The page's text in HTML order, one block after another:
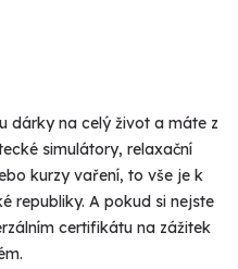
dárky na celý život a máte z
simulátory, relaxační
kurzy vaření, to vše je k
republiky. A pokud si nejste
certifikátu na zážitek